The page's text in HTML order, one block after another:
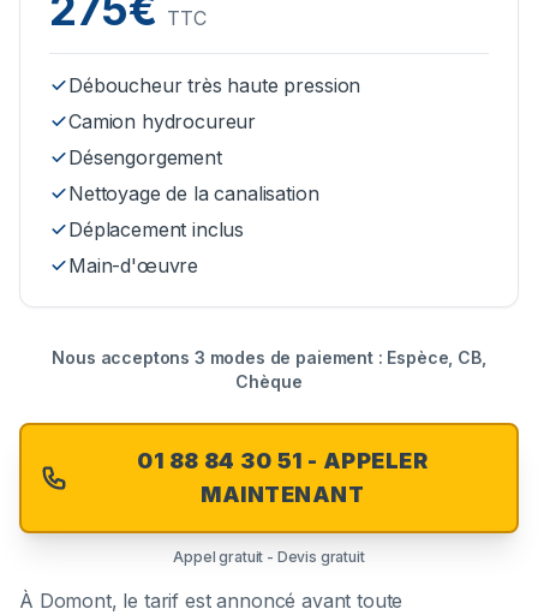
TTC
Déboucheur très haute pression
Camion hydrocureur
Désengorgement
Nettoyage de la canalisation
Déplacement inclus
Main-d'œuvre
Nous acceptons 3 modes de paiement : Espèce, CB,
Chèque
01 88 84 30 51 - APPELER
MAINTENANT
Appel gratuit - Devis gratuit
À Domont, le tarif est annoncé avant toute